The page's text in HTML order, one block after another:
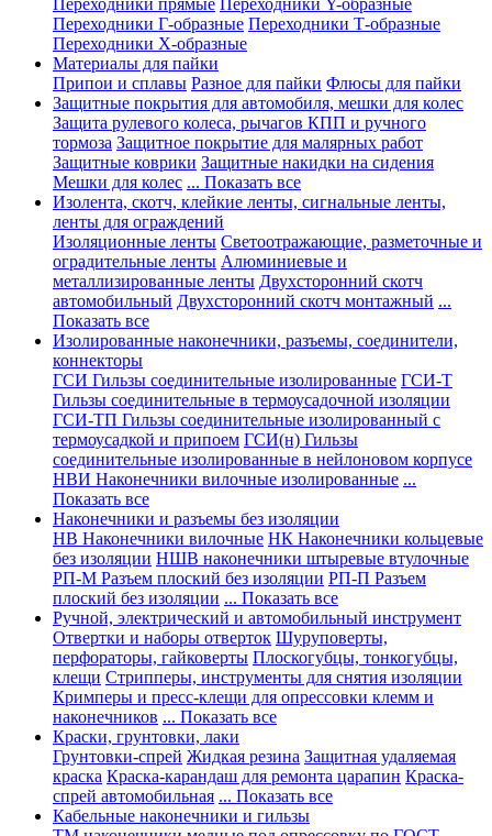
Переходники прямые Переходники Y-образные
Переходники Г-образные Переходники Т-образные
Переходники Х-образные
Материалы для пайки
Припои и сплавы Разное для пайки Флюсы для пайки
Защитные покрытия для автомобиля, мешки для колес
Защита рулевого колеса, рычагов КПП и ручного
тормоза Защитное покрытие для малярных работ
Защитные коврики Защитные накидки на сидения
Мешки для колес ... Показать все
Изолента, скотч, клейкие ленты, сигнальные ленты,
ленты для ограждений
Изоляционные ленты Светоотражающие, разметочные и
оградительные ленты Алюминиевые и
металлизированные ленты Двухсторонний скотч
автомобильный Двухсторонний скотч монтажный ...
Показать все
Изолированные наконечники, разъемы, соединители,
коннекторы
ГСИ Гильзы соединительные изолированные ГСИ-Т
Гильзы соединительные в термоусадочной изоляции
ГСИ-ТП Гильзы соединительные изолированный с
термоусадкой и припоем ГСИ(н) Гильзы
соединительные изолированные в нейлоновом корпусе
НВИ Наконечники вилочные изолированные ...
Показать все
Наконечники и разъемы без изоляции
НВ Наконечники вилочные НК Наконечники кольцевые
без изоляции НШВ наконечники штыревые втулочные
РП-М Разъем плоский без изоляции РП-П Разъем
плоский без изоляции ... Показать все
Ручной, электрический и автомобильный инструмент
Отвертки и наборы отверток Шуруповерты,
перфораторы, гайковерты Плоскогубцы, тонкогубцы,
клещи Стрипперы, инструменты для снятия изоляции
Кримперы и пресс-клещи для опрессовки клемм и
наконечников ... Показать все
Краски, грунтовки, лаки
Грунтовки-спрей Жидкая резина Защитная удаляемая
краска Краска-карандаш для ремонта царапин Краска-
спрей автомобильная ... Показать все
Кабельные наконечники и гильзы